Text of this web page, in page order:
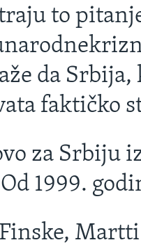
to
da Srbija,
faktičko
za Srbiju
1999.